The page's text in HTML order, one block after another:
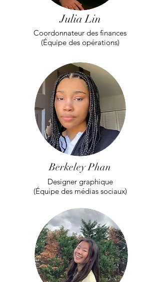
Julia Lin
Coordonnateur des finances
(Équipe des opérations)
Berkeley Phan
Designer graphique
(Équipe des médias sociaux)